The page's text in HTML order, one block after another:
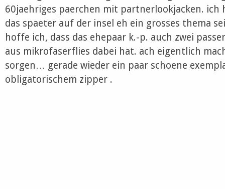
60jaehriges paerchen mit partnerlookjacken. ich
das spaeter auf der insel eh ein grosses thema
hoffe ich, dass das ehepaar k.-p. auch zwei
aus mikrofaserflies dabei hat. ach eigentlich
sorgen… gerade wieder ein paar schoene
obligatorischem zipper .